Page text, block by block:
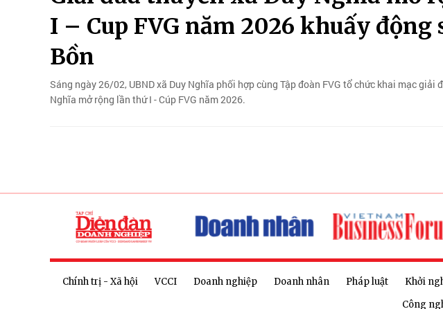
I – Cup FVG năm 2026 khuấy động
Bồn
Sáng ngày 26/02, UBND xã Duy Nghĩa phối hợp cùng Tập đoàn FVG tổ chức khai mạc giải
Nghĩa mở rộng lần thứ I - Cúp FVG năm 2026.
Chính trị - Xã hội VCCI Doanh nghiệp Doanh nhân Pháp luật Khởi
Công